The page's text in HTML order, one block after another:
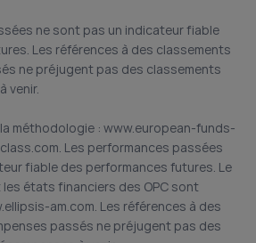
ne sont pas un indicateur fiable
Les références à des classements
ne préjugent pas des classements
venir.
méthodologie : www.european-funds-
Les performances passées
fiable des performances futures. Le
états financiers des OPC sont
am.com. Les références à des
passés ne préjugent pas des